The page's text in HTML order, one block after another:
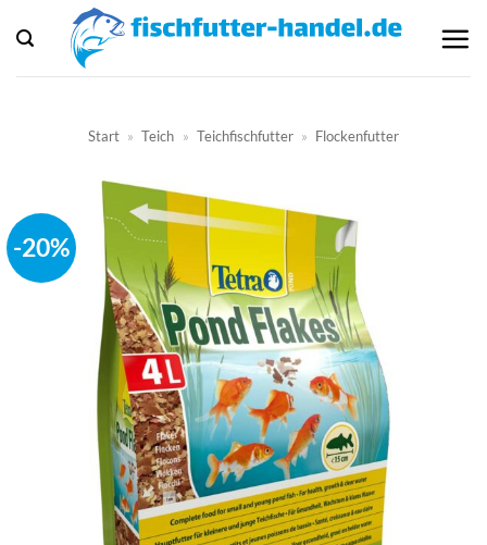
Inhalt
springen
Start » Teich » Teichfischfutter » Flockenfutter
-20%